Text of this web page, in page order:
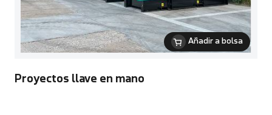
Añadir a bolsa
Proyectos llave en mano